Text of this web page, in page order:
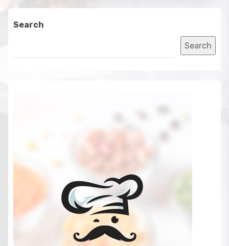
Search
Search